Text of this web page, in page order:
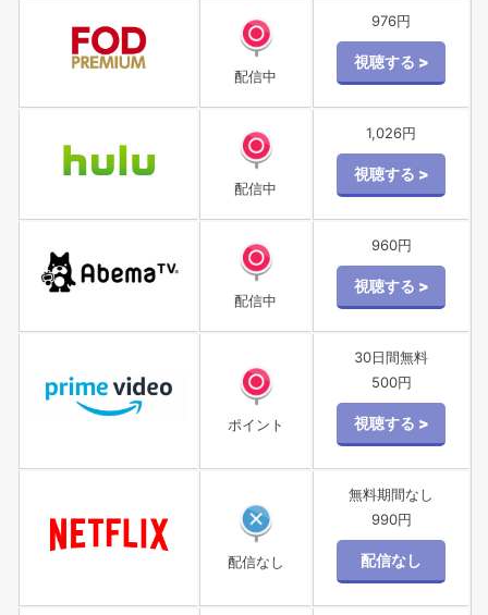
配信中
976円
配信中
1,026円
配信中
960円
ポイント
30日間無料
500円
配信なし
無料期間なし
990円